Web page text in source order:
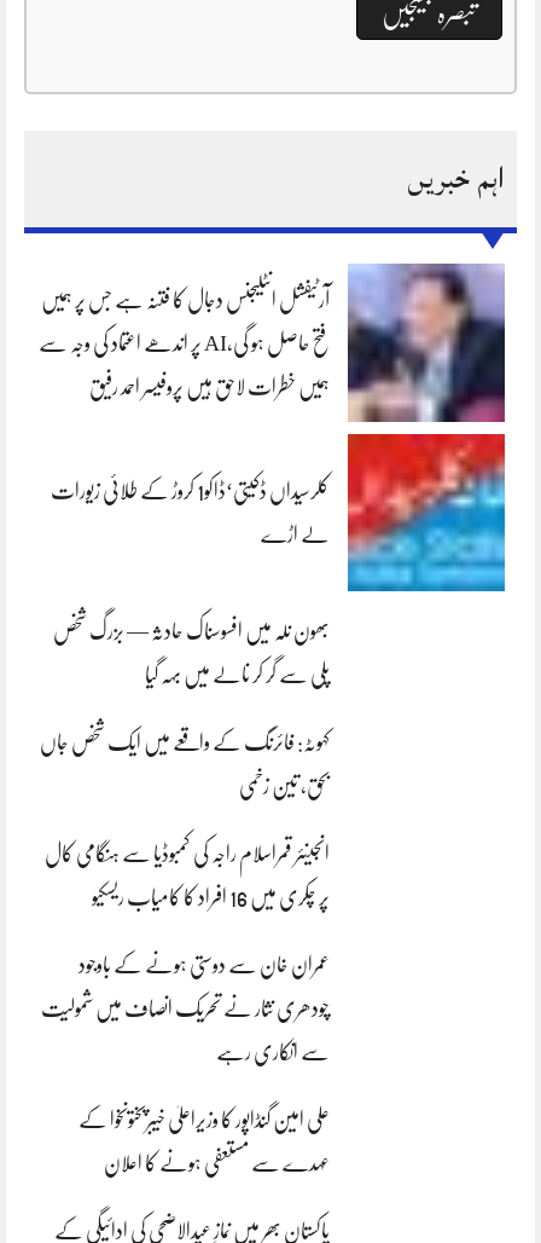
اہم خبریں
آرٹیفشل انٹلیجنس دجال کا فتنہ ہے جس پر ہمیں
فتح حاصل ہو گی،AI پر اندھے اعتماد کی وجہ سے
ہمیں خطرات لاحق ہیں پروفیسر احمد رفیق
کلرسیداں ڈکیتی‘ڈاکو1 کروڑ کے طلائی زیورات
لے اڑے
بھون نلہ میں افسوسناک حادثہ — بزرگ شخص
پلی سے گر کر نالے میں بہہ گیا
کہوٹہ: فائرنگ کے واقعے میں ایک شخص جاں
بحق، تین زخمی
انجینئر قمراسلام راجہ کی کمبوڈیا سے ہنگامی کال
پر چکری میں 16 افراد کا کامیاب ریسکیو
عمران خان سے دوستی ہونے کے باوجود
چودھری نثار نے تحریک انصاف میں شمولیت
سے انکاری رہے
علی امین گنڈاپور کا وزیراعلیٰ خیبرپختونخوا کے
عہدے سے مستعفی ہونے کا اعلان
پاکستان بھر میں نمازِ عیدالاضحی کی ادائیگی کے